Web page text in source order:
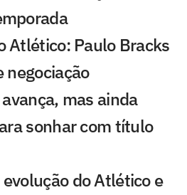
Atlético: Paulo Bracks
negociação
mas ainda
sonhar com título
do Atlético e